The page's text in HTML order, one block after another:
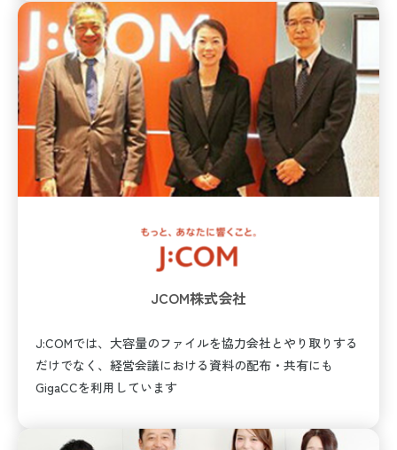
JCOM株式会社
J:COMでは、大容量のファイルを協力会社とやり取りする
だけでなく、経営会議における資料の配布・共有にも
GigaCCを利用しています